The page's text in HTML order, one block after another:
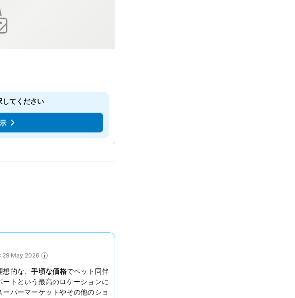
してください
29 May 2026
想的な、手頃な価格でペット同伴
トという最高のロケーションに
ーパーマーケットやその他のショ